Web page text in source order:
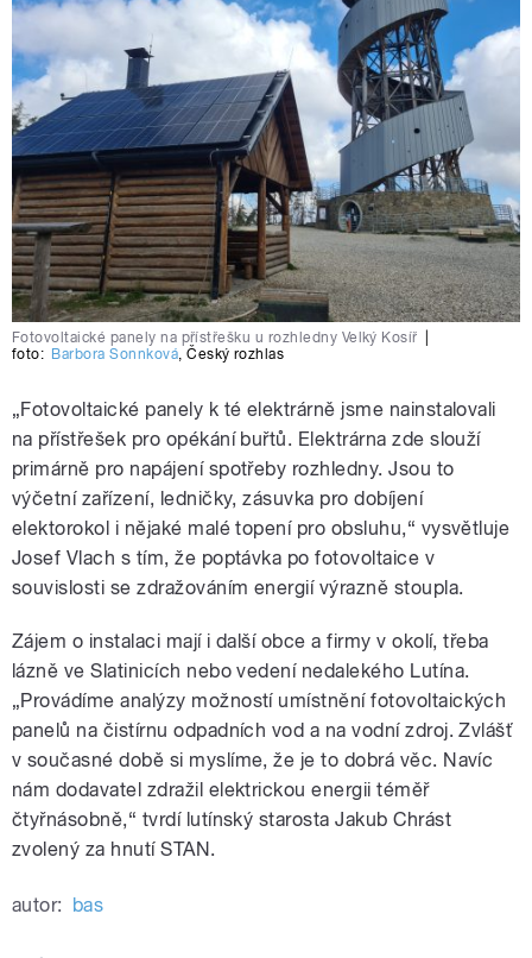
Fotovoltaické panely na přístřešku u rozhledny Velký Kosíř
foto: Barbora Sonnková,Český rozhlas
„Fotovoltaické panely k té elektrárně jsme nainstalovali
na přístřešek pro opékání buřtů. Elektrárna zde slouží
primárně pro napájení spotřeby rozhledny. Jsou to
výčetní zařízení, ledničky, zásuvka pro dobíjení
elektorokol i nějaké malé topení pro obsluhu,“ vysvětluje
Josef Vlach s tím, že poptávka po fotovoltaice v
souvislosti se zdražováním energií výrazně stoupla.
Zájem o instalaci mají i další obce a firmy v okolí, třeba
lázně ve Slatinicích nebo vedení nedalekého Lutína.
„Provádíme analýzy možností umístnění fotovoltaických
panelů na čistírnu odpadních vod a na vodní zdroj. Zvlášť
v současné době si myslíme, že je to dobrá věc. Navíc
nám dodavatel zdražil elektrickou energii téměř
čtyřnásobně,“ tvrdí lutínský starosta Jakub Chrást
zvolený za hnutí STAN.
autor: bas